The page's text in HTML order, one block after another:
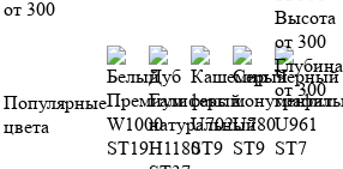
от 300
Популярные
цвета
Высота
от 300
Глубина
от 300